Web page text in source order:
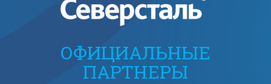
ОФИЦИАЛЬНЫЕ
ПАРТНЕРЫ